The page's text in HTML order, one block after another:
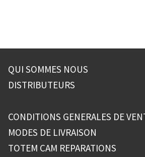
QUI SOMMES NOUS
DISTRIBUTEURS
CONDITIONS GENERALES DE
MODES DE LIVRAISON
TOTEM CAM REPARATIONS